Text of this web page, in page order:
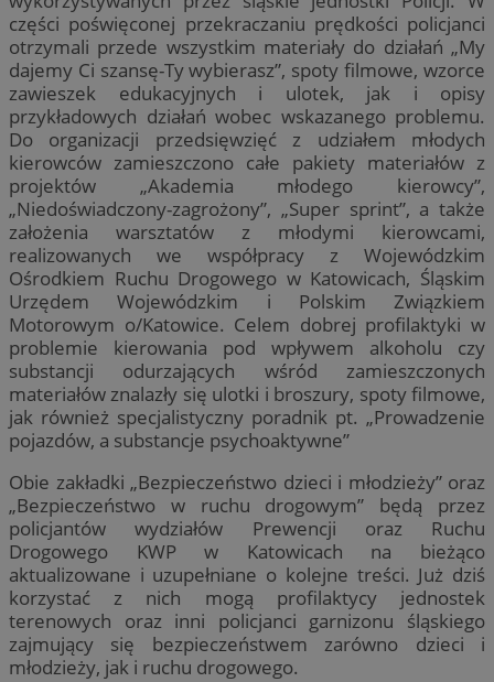
części poświęconej przekraczaniu prędkości policjanci
otrzymali przede wszystkim materiały do działań „My
dajemy Ci szansę-Ty wybierasz”, spoty filmowe, wzorce
zawieszek edukacyjnych i ulotek, jak i opisy
przykładowych działań wobec wskazanego problemu.
Do organizacji przedsięwzięć z udziałem młodych
kierowców zamieszczono całe pakiety materiałów z
projektów „Akademia młodego kierowcy”,
„Niedoświadczony-zagrożony”, „Super sprint”, a także
założenia warsztatów z młodymi kierowcami,
realizowanych we współpracy z Wojewódzkim
Ośrodkiem Ruchu Drogowego w Katowicach, Śląskim
Urzędem Wojewódzkim i Polskim Związkiem
Motorowym o/Katowice. Celem dobrej profilaktyki w
problemie kierowania pod wpływem alkoholu czy
substancji odurzających wśród zamieszczonych
materiałów znalazły się ulotki i broszury, spoty filmowe,
jak również specjalistyczny poradnik pt. „Prowadzenie
pojazdów, a substancje psychoaktywne”
Obie zakładki „Bezpieczeństwo dzieci i młodzieży” oraz
„Bezpieczeństwo w ruchu drogowym” będą przez
policjantów wydziałów Prewencji oraz Ruchu
Drogowego KWP w Katowicach na bieżąco
aktualizowane i uzupełniane o kolejne treści. Już dziś
korzystać z nich mogą profilaktycy jednostek
terenowych oraz inni policjanci garnizonu śląskiego
zajmujący się bezpieczeństwem zarówno dzieci i
młodzieży, jak i ruchu drogowego.